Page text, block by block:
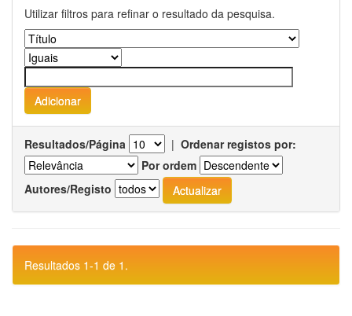
Utilizar filtros para refinar o resultado da pesquisa.
Resultados/Página | Ordenar registos por:
Por ordem
Autores/Registo
Resultados 1-1 de 1.